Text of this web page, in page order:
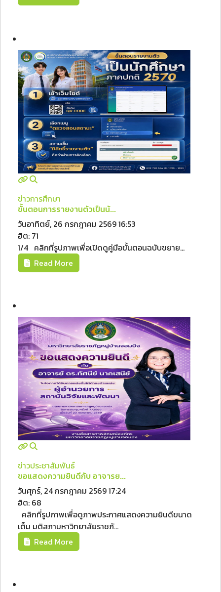
ข่าวการศึกษา
ขั้นตอนการรายงานตัวเป็นนั...
วันอาทิตย์, 26 กรกฎาคม 2569 16:53
ฮิต: 71
1/4 คลิกที่รูปภาพเพื่อเปิดดูคู่มือขั้นตอนฉบับขยาย...
Read More
ข่าวประชาสัมพันธ์
ขอแสดงความยินดีกับ อาจารย...
วันศุกร์, 24 กรกฎาคม 2569 17:24
ฮิต: 68
คลิกที่รูปภาพเพื่อดูภาพประกาศแสดงความยินดีขนาด
เต็ม มติสภามหาวิทยาลัยราชภั...
Read More